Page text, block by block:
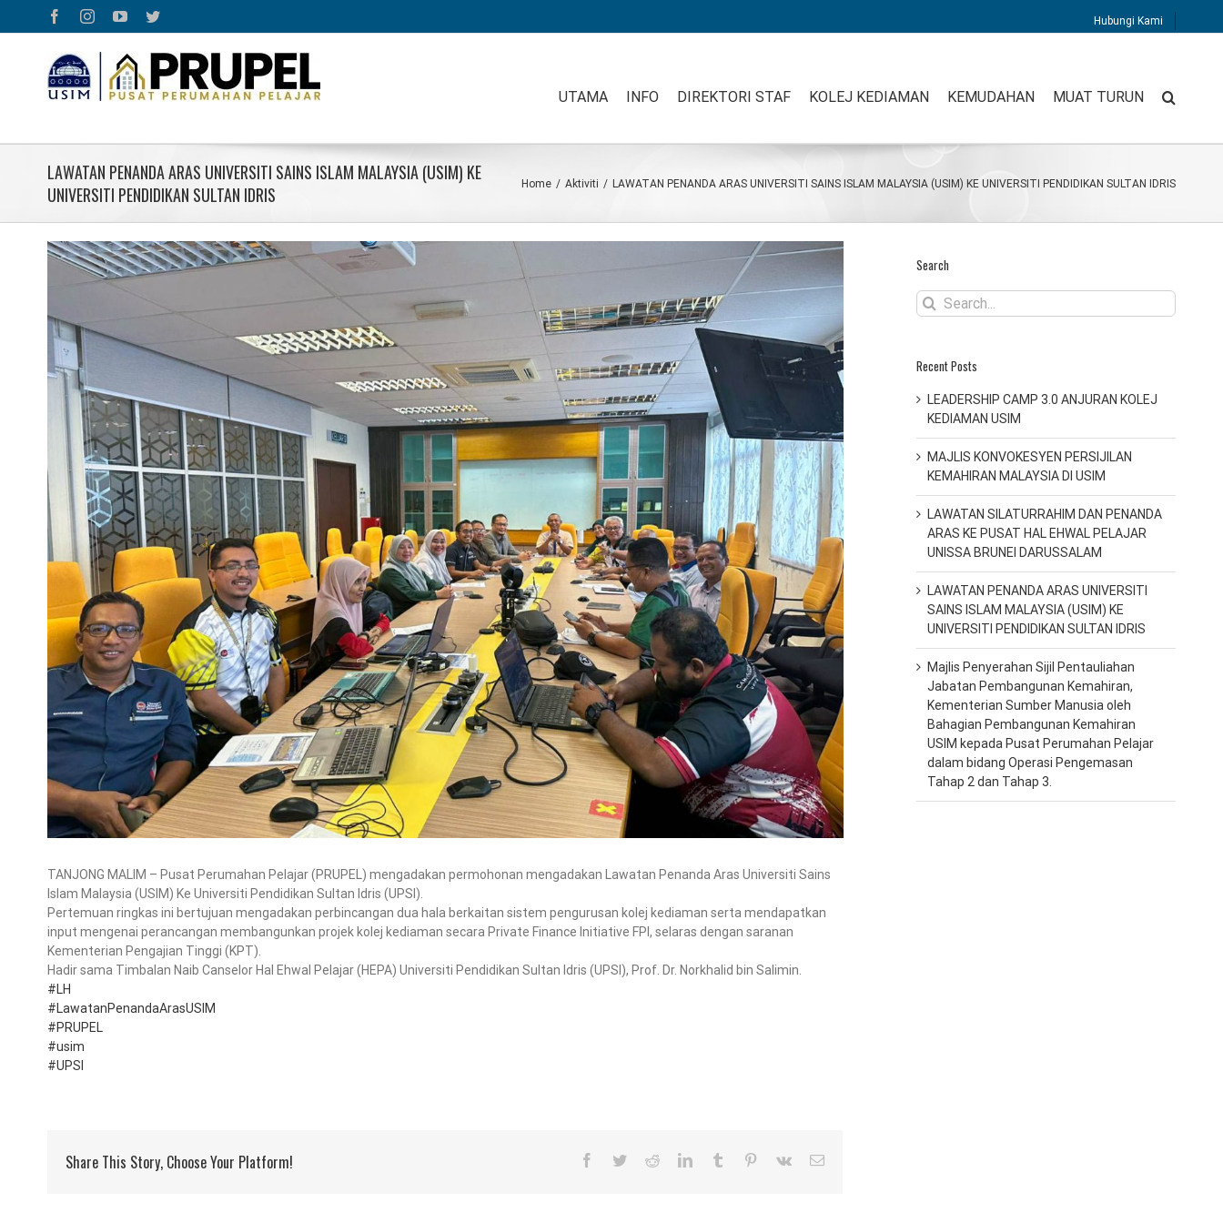
FacebookInstagramYouTubeTwitter Hubungi Kami
UTAMA INFO DIREKTORI STAF KOLEJ KEDIAMAN KEMUDAHAN MUAT TURUN
LAWATAN PENANDA ARAS UNIVERSITI SAINS ISLAM MALAYSIA (USIM) KE
UNIVERSITI PENDIDIKAN SULTAN IDRIS
Home / Aktiviti / LAWATAN PENANDA ARAS UNIVERSITI SAINS ISLAM MALAYSIA (USIM) KE UNIVERSITI PENDIDIKAN SULTAN IDRIS
TANJONG MALIM – Pusat Perumahan Pelajar (PRUPEL) mengadakan permohonan mengadakan Lawatan Penanda Aras Universiti Sains
Islam Malaysia (USIM) Ke Universiti Pendidikan Sultan Idris (UPSI).
Pertemuan ringkas ini bertujuan mengadakan perbincangan dua hala berkaitan sistem pengurusan kolej kediaman serta mendapatkan
input mengenai perancangan membangunkan projek kolej kediaman secara Private Finance Initiative FPI, selaras dengan saranan
Kementerian Pengajian Tinggi (KPT).
Hadir sama Timbalan Naib Canselor Hal Ehwal Pelajar (HEPA) Universiti Pendidikan Sultan Idris (UPSI), Prof. Dr. Norkhalid bin Salimin.
#LH
#LawatanPenandaArasUSIM
#PRUPEL
#usim
#UPSI
Share This Story, Choose Your Platform! Facebook
TwitterRedditLinkedInTumblr Pinterest
Vk Email
Search
Search
for:
Recent Posts
LEADERSHIP CAMP 3.0 ANJURAN KOLEJ
KEDIAMAN USIM
MAJLIS KONVOKESYEN PERSIJILAN
KEMAHIRAN MALAYSIA DI USIM
LAWATAN SILATURRAHIM DAN PENANDA
ARAS KE PUSAT HAL EHWAL PELAJAR
UNISSA BRUNEI DARUSSALAM
LAWATAN PENANDA ARAS UNIVERSITI
SAINS ISLAM MALAYSIA (USIM) KE
UNIVERSITI PENDIDIKAN SULTAN IDRIS
Majlis Penyerahan Sijil Pentauliahan
Jabatan Pembangunan Kemahiran,
Kementerian Sumber Manusia oleh
Bahagian Pembangunan Kemahiran
USIM kepada Pusat Perumahan Pelajar
dalam bidang Operasi Pengemasan
Tahap 2 dan Tahap 3.